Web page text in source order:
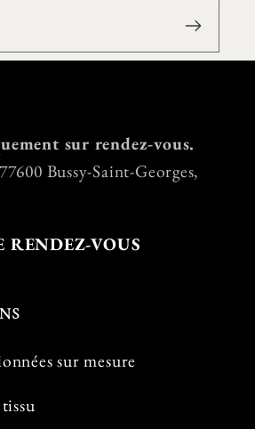
sur rendez-vous.
Bussy-Saint-Georges,
VOUS
sur mesure